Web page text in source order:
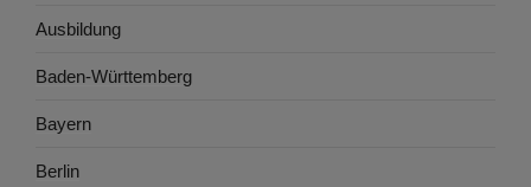
Ausbildung
Baden-Württemberg
Bayern
Berlin